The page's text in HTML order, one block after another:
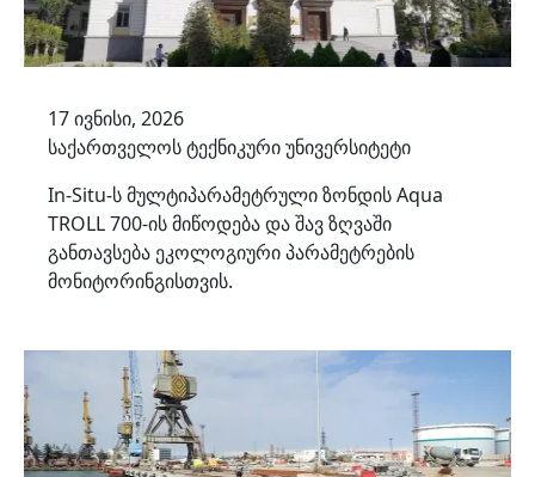
17 ივნისი, 2026
საქართველოს ტექნიკური უნივერსიტეტი
In-Situ-ს მულტიპარამეტრული ზონდის Aqua
TROLL 700-ის მიწოდება და შავ ზღვაში
განთავსება ეკოლოგიური პარამეტრების
მონიტორინგისთვის.